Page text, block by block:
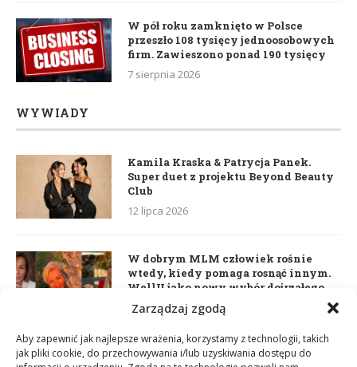
Zarządzaj zgodą
Aby zapewnić jak najlepsze wrażenia, korzystamy z technologii, takich
jak pliki cookie, do przechowywania i/lub uzyskiwania dostępu do
W pół roku zamknięto w Polsce
przeszło 108 tysięcy jednoosobowych
firm. Zawieszono ponad 190 tysięcy
7 sierpnia 2026
WYWIADY
Kamila Kraska & Patrycja Panek.
Super duet z projektu Beyond Beauty
Club
12 lipca 2026
W dobrym MLM człowiek rośnie
wtedy, kiedy pomaga rosnąć innym.
WellU jako nowy wybór dojrzałego
lidera